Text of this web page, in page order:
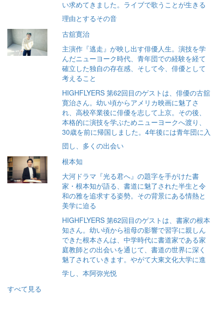
い求めてきました。ライブで歌うことが生きる
理由とするその音
古舘寛治
主演作『逃走』が映し出す俳優人生。演技を学
んだニューヨーク時代、青年団での経験を経て
確立した独自の存在感、そして今、俳優として
考えること
HIGHFLYERS 第62回目のゲストは、俳優の古舘
寛治さん。幼い頃からアメリカ映画に魅了さ
れ、高校卒業後に俳優を志して上京。その後、
本格的に演技を学ぶためニューヨークへ渡り、
30歳を前に帰国しました。4年後には青年団に入
団し、多くの出会い
根本知
大河ドラマ『光る君へ』の題字を手がけた書
家・根本知が語る、書道に魅了された半生と令
和の雅を追求する姿勢。その背景にある情熱と
美学に迫る
HIGHFLYERS 第62回目のゲストは、書家の根本
知さん。幼い頃から祖母の影響で習字に親しん
できた根本さんは、中学時代に書道家である家
庭教師との出会いを通じて、書道の世界に深く
魅了されていきます。やがて大東文化大学に進
学し、本阿弥光悦
すべて見る